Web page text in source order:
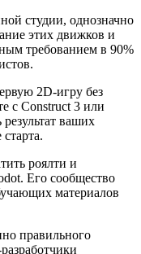
студии, однозначно
этих движков и
требованием в 90%
2D-игру без
с Construct 3 или
ваших
роялти и
Его сообщество
материалов
правильного